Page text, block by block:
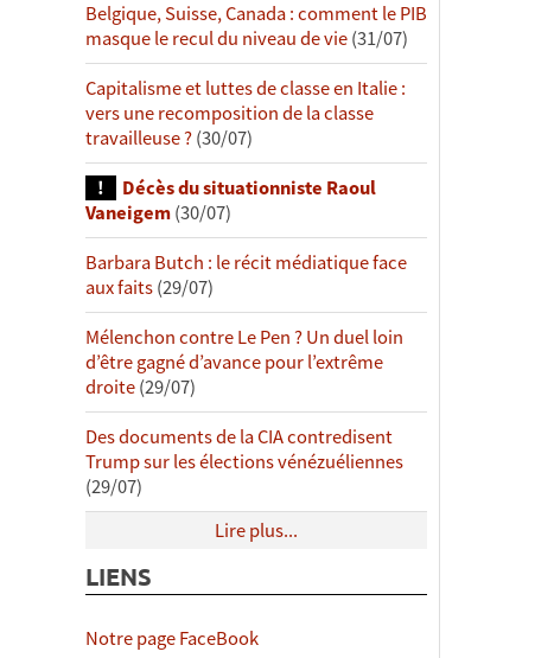
Belgique, Suisse, Canada : comment le PIB
masque le recul du niveau de vie(31/07)
Capitalisme et luttes de classe en Italie :
vers une recomposition de la classe
travailleuse ?(30/07)
Décès du situationniste Raoul
Vaneigem(30/07)
Barbara Butch : le récit médiatique face
aux faits(29/07)
Mélenchon contre Le Pen ? Un duel loin
d’être gagné d’avance pour l’extrême
droite(29/07)
Des documents de la CIA contredisent
Trump sur les élections vénézuéliennes
(29/07)
Lire plus...
LIENS
Notre page FaceBook